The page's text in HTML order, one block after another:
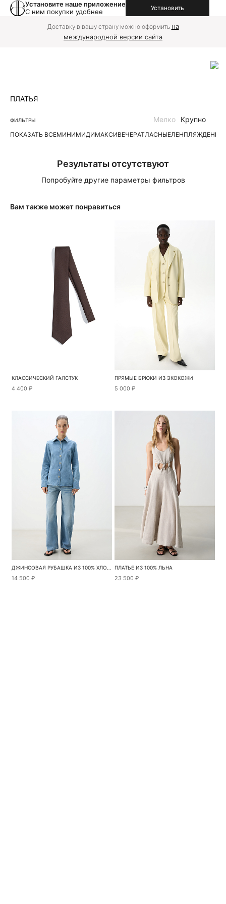
Установите наше приложение
С ним покупки удобнее
Установить
Доставку в вашу страну можно оформить на
международной версии сайта
ПЛАТЬЯ
ФИЛЬТРЫ
ПОКАЗАТЬ ВСЕМИНИМИДИМАКСИВЕЧЕРАТЛАСНЫЕЛЕНПЛЯЖДЕНИМ
Мелко Крупно
Результаты отсутствуют
Попробуйте другие параметры фильтров
Вам также может понравиться
КЛАССИЧЕСКИЙ ГАЛСТУК
4 400 ₽
ПРЯМЫЕ БРЮКИ ИЗ ЭКОКОЖИ
5 000 ₽
ДЖИНСОВАЯ РУБАШКА ИЗ 100% ХЛОПКА
14 500 ₽
ПЛАТЬЕ ИЗ 100% ЛЬНА
23 500 ₽